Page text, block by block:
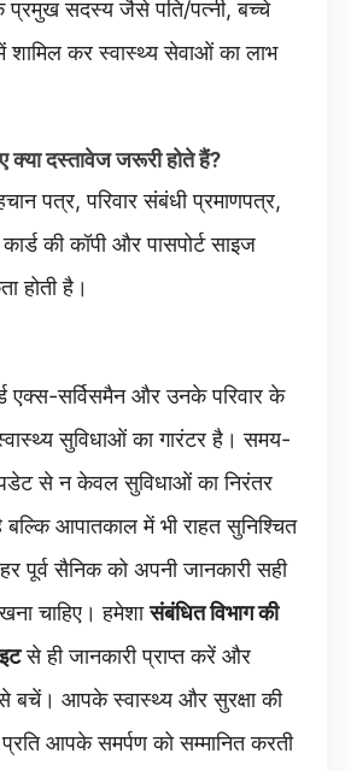
प्रमुख सदस्य जैसे पति/पत्नी, बच्चे
शामिल कर स्वास्थ्य सेवाओं का लाभ
दस्तावेज जरूरी होते हैं?
पत्र, परिवार संबंधी प्रमाणपत्र,
की कॉपी और पासपोर्ट साइज
होती है।
एक्स-सर्विसमैन और उनके परिवार के
सुविधाओं का गारंटर है। समय-
से न केवल सुविधाओं का निरंतर
आपातकाल में भी राहत सुनिश्चित
पूर्व सैनिक को अपनी जानकारी सही
चाहिए। हमेशासंबंधित विभाग की
से ही जानकारी प्राप्त करें और
बचें। आपके स्वास्थ्य और सुरक्षा की
आपके समर्पण को सम्मानित करती